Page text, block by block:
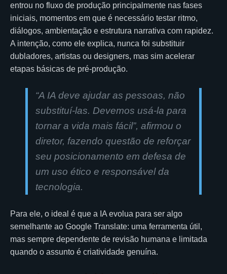
entrou no fluxo de produção principalmente nas fases
iniciais, momentos em que é necessário testar ritmo,
diálogos, ambientação e estrutura narrativa com rapidez.
A intenção, como ele explica, nunca foi substituir
dubladores, artistas ou designers, mas sim acelerar
etapas básicas de pré-produção.
“A IA deve ajudar as pessoas, não
substituí-las. Devemos usá-la para
tornar a vida mais fácil”, afirmou o
diretor, fazendo questão de reforçar
seu posicionamento em defesa de
um uso ético e responsável da
tecnologia.
Para ele, o ideal é que a IA evolua para ser algo
semelhante ao Google Translate: uma ferramenta útil,
mas sempre dependente de revisão humana e limitada
quando o assunto é criatividade genuína.